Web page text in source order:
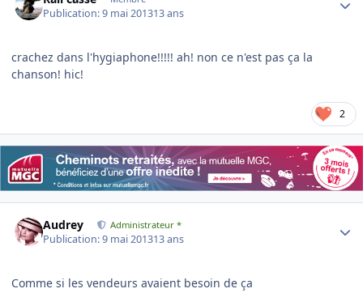
Publication:9 mai 201313 ans
crachez dans l'hygiaphone!!!!! ah! non ce n'est pas ça la
chanson! hic!
2
Audrey Administrateur *
Publication:9 mai 201313 ans
Comme si les vendeurs avaient besoin de ça